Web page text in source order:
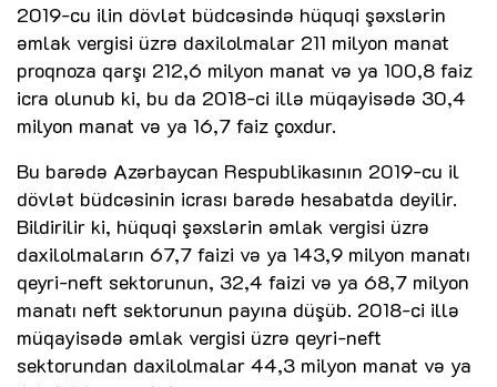
2019-cu ilin dövlət büdcəsində hüquqi şəxslərin
əmlak vergisi üzrə daxilolmalar 211 milyon manat
proqnoza qarşı 212,6 milyon manat və ya 100,8 faiz
icra olunub ki, bu da 2018-ci illə müqayisədə 30,4
milyon manat və ya 16,7 faiz çoxdur.
Bu barədə Azərbaycan Respublikasının 2019-cu il
dövlət büdcəsinin icrası barədə hesabatda deyilir.
Bildirilir ki, hüquqi şəxslərin əmlak vergisi üzrə
daxilolmaların 67,7 faizi və ya 143,9 milyon manatı
qeyri-neft sektorunun, 32,4 faizi və ya 68,7 milyon
manatı neft sektorunun payına düşüb. 2018-ci illə
müqayisədə əmlak vergisi üzrə qeyri-neft
sektorundan daxilolmalar 44,3 milyon manat və ya